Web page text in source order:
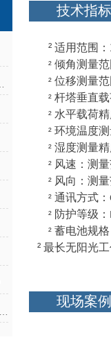
技术指标
² 适用范围
² 倾角测量范
² 位移测量
² 杆塔垂直载
² 水平载荷精
² 环境温度
² 湿度测量
² 风速：测量
² 风向：测
² 通讯方式：
² 防护等级：
² 蓄电池规
² 最长无阳光工
现场案例